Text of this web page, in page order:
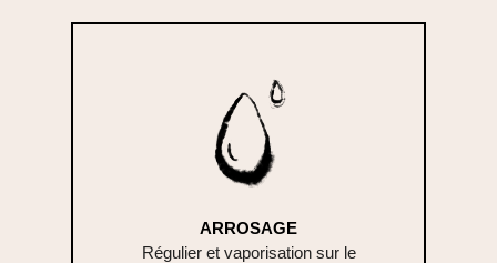
ARROSAGE
Régulier et vaporisation sur le